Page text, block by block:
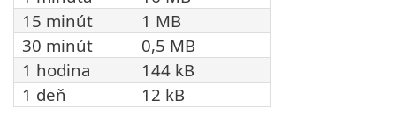
15 minút
1 MB
30 minút
0,5 MB
1 hodina
144 kB
1 deň
12 kB